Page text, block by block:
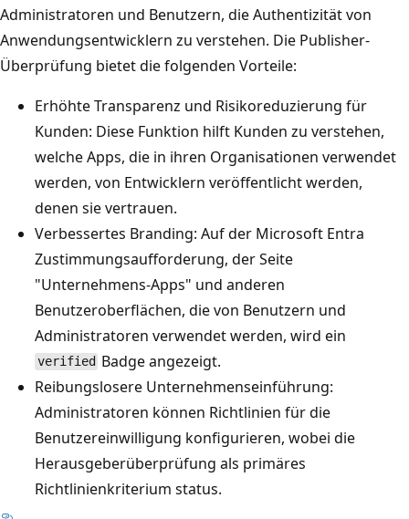
Administratoren und Benutzern, die Authentizität von
Anwendungsentwicklern zu verstehen. Die Publisher-
Überprüfung bietet die folgenden Vorteile:
Erhöhte Transparenz und Risikoreduzierung für
Kunden: Diese Funktion hilft Kunden zu verstehen,
welche Apps, die in ihren Organisationen verwendet
werden, von Entwicklern veröffentlicht werden,
denen sie vertrauen.
Verbessertes Branding: Auf der Microsoft Entra
Zustimmungsaufforderung, der Seite
"Unternehmens-Apps" und anderen
Benutzeroberflächen, die von Benutzern und
Administratoren verwendet werden, wird ein
verified Badge angezeigt.
Reibungslosere Unternehmenseinführung:
Administratoren können Richtlinien für die
Benutzereinwilligung konfigurieren, wobei die
Herausgeberüberprüfung als primäres
Richtlinienkriterium status.